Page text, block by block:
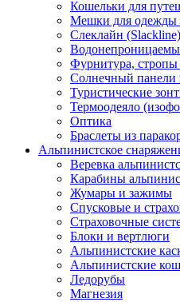
Кошельки для
Мешки для одежды
Слеклайн (Slackline)
Фурнитура,
Солнечный панели
Туристические
Термоодеяло
Оптика
Браслеты из
Альпинистское
Веревка
Карабины
Жумары и зажимы
Спусковые и
Страховочные
Блоки и вертлюги
Альпинистские
Альпинистские
Ледорубы
Магнезия